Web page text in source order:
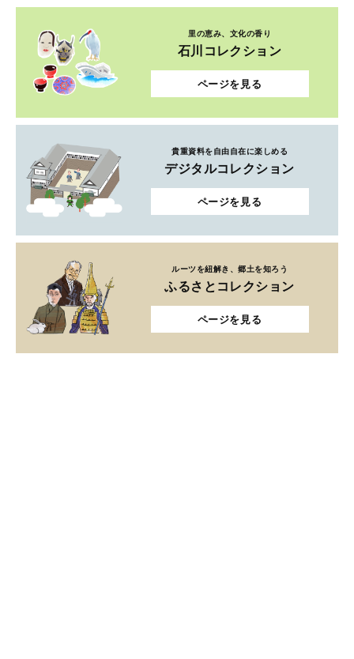
里の恵み、文化の香り
石川コレクション
ページを見る
貴重資料を自由自在に楽しめる
デジタルコレクション
ページを見る
ルーツを紐解き、郷土を知ろう
ふるさとコレクション
ページを見る